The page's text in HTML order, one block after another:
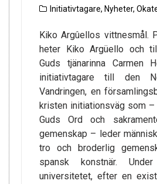
Initiativtagare, Nyheter,
Kiko Argûellos vittnesmål.
heter Kiko Argüello och
Guds tjänarinna Carmen
initiativtagare till den
Vandringen, en
kristen initiationsväg som –
Guds Ord och
gemenskap – leder
tro och broderlig
spansk konstnär.
universitetet, efter en